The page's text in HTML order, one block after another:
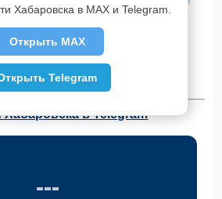
Хабаровска в Telegram
Хабаровска в MAX и Telegram.
Открыть MAX
Telegram